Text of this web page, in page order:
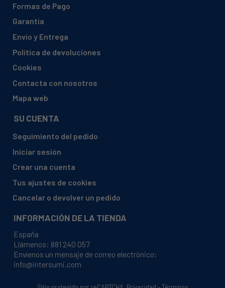
HAIER, 31009923 CE0KC3E0M00
HAIER, 31010224 HW80-B14876-IT
HAIER, 31010277 HW70-B1239-IT
HAIER, 31010378 HW100-B14876-DE
HAIER, 31010400 HW70-B1239-UK
HAIER, 31010457 HW80-B14876-DF
HAIER, 31010509 HW70-BP1439-PL
Formas de Pago
Garantía
Envío y Entrega
Política de devoluciones
Cookies
Contacta con nosotros
Mapa web
SU CUENTA
Seguimiento del pedido
Iniciar sesión
Crear una cuenta
Tus ajustes de cookies
Cancelar o devolver un pedido
INFORMACIÓN DE LA TIENDA
España
Llámenos: 881 240 057
Envíenos un mensaje de correo electrónico:
info@intersumi.com